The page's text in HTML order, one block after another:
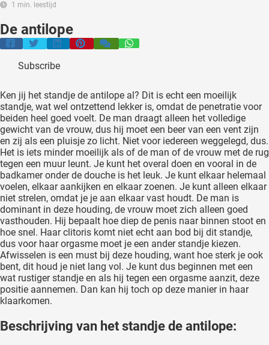
1 min. leestijd
De antilope
Subscribe
Ken jij het standje de antilope al? Dit is echt een moeilijk
standje, wat wel ontzettend lekker is, omdat de penetratie voor
beiden heel goed voelt. De man draagt alleen het volledige
gewicht van de vrouw, dus hij moet een beer van een vent zijn
en zij als een pluisje zo licht. Niet voor iedereen weggelegd, dus.
Het is iets minder moeilijk als of de man of de vrouw met de rug
tegen een muur leunt. Je kunt het overal doen en vooral in de
badkamer onder de douche is het leuk. Je kunt elkaar helemaal
voelen, elkaar aankijken en elkaar zoenen. Je kunt alleen elkaar
niet strelen, omdat je je aan elkaar vast houdt. De man is
dominant in deze houding, de vrouw moet zich alleen goed
vasthouden. Hij bepaalt hoe diep de penis naar binnen stoot en
hoe snel. Haar clitoris komt niet echt aan bod bij dit standje,
dus voor haar orgasme moet je een ander standje kiezen.
Afwisselen is een must bij deze houding, want hoe sterk je ook
bent, dit houd je niet lang vol. Je kunt dus beginnen met een
wat rustiger standje en als hij tegen een orgasme aanzit, deze
positie aannemen. Dan kan hij toch op deze manier in haar
klaarkomen.
Beschrijving van het standje de antilope: